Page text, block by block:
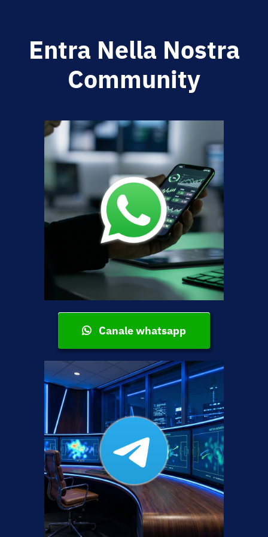
Entra Nella Nostra
Community
Canale whatsapp